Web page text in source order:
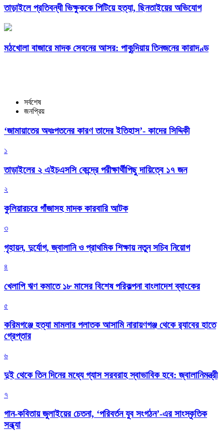
তাড়াইলে প্রতিবন্ধী ভিক্ষুককে পিটিয়ে হত্যা, ছিনতাইয়ের অভিযোগ
মঠখোলা বাজারে মাদক সেবনের আসর: পাকুন্দিয়ায় তিনজনের কারাদণ্ড
সর্বশেষ
জনপ্রিয়
‘জামায়াতের অধঃপতনের কারণ তাদের ইতিহাস’- কাদের সিদ্দিকী
১
তাড়াইলের ২ এইচএসসি কেন্দ্রে পরীক্ষার্থীপিছু দায়িত্বে ১৭ জন
২
কুলিয়ারচরে গাঁজাসহ মাদক কারবারি আটক
৩
গৃহায়ন, দুর্যোগ, জ্বালানি ও প্রাথমিক শিক্ষায় নতুন সচিব নিয়োগ
৪
খেলাপি ঋণ কমাতে ১৮ মাসের বিশেষ পরিকল্পনা বাংলাদেশ ব্যাংকের
৫
করিমগঞ্জে হত্যা মামলার পলাতক আসামি নারায়ণগঞ্জ থেকে র‌্যাবের হাতে
গ্রেপ্তার
৬
দুই থেকে তিন দিনের মধ্যে গ্যাস সরবরাহ স্বাভাবিক হবে: জ্বালানিমন্ত্রী
৭
গান-কবিতায় জুলাইয়ের চেতনা, ‘পরিবর্তন যুব সংগঠন’-এর সাংস্কৃতিক
সন্ধ্যা